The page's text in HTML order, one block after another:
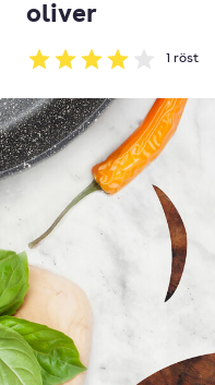
oliver
Betyg: 4 av 5
1 röst